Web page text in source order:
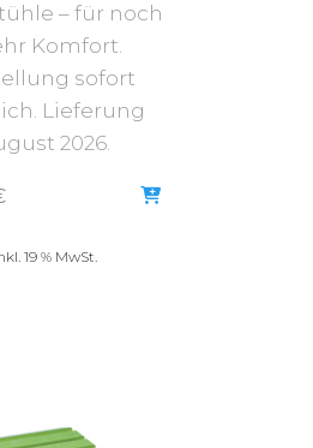
– für noch
Komfort.
sofort
Lieferung
2026.
19 % MwSt.